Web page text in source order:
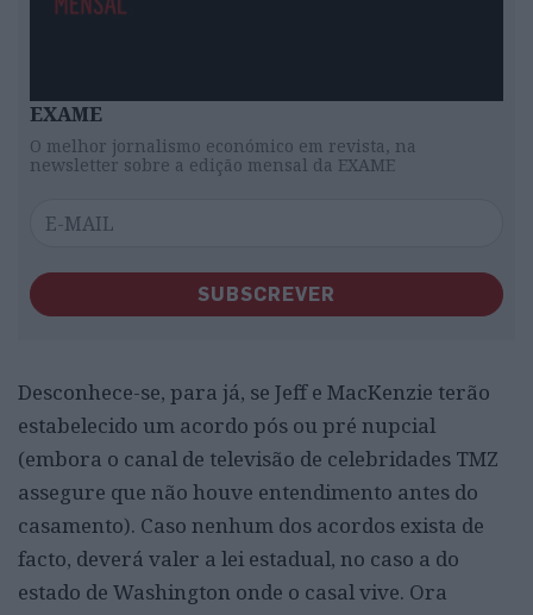
EXAME
O melhor jornalismo económico em revista, na
newsletter sobre a edição mensal da EXAME
SUBSCREVER
Desconhece-se, para já, se Jeff e MacKenzie terão
estabelecido um acordo pós ou pré nupcial
(embora o canal de televisão de celebridades TMZ
assegure que não houve entendimento antes do
casamento). Caso nenhum dos acordos exista de
facto, deverá valer a lei estadual, no caso a do
estado de Washington onde o casal vive. Ora